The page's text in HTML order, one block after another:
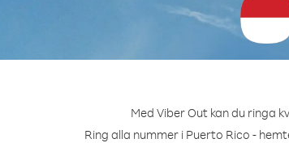
Med Viber Out kan du ringa
Ring alla nummer i Puerto Rico -